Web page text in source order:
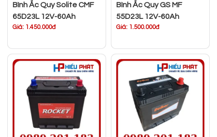
Bình Ắc Quy Solite CMF
65D23L 12V-60Ah
Giá: 1.450.000đ
Bình Ắc Quy GS MF
55D23L 12V-60Ah
Giá: 1.500.000đ